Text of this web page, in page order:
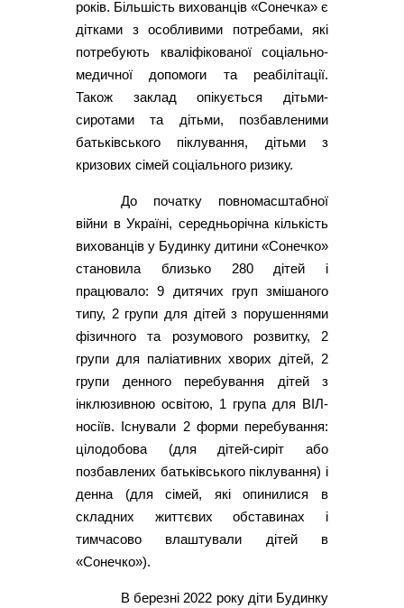
років. Більшість вихованців «Сонечка» є
дітками з особливими потребами, які
потребують кваліфікованої соціально-
медичної допомоги та реабілітації.
Також заклад опікується дітьми-
сиротами та дітьми, позбавленими
батьківського піклування, дітьми з
кризових сімей соціального ризику.
До початку повномасштабної
війни в Україні, середньорічна кількість
вихованців у Будинку дитини «Сонечко»
становила близько 280 дітей і
працювало: 9 дитячих груп змішаного
типу, 2 групи для дітей з порушеннями
фізичного та розумового розвитку, 2
групи для паліативних хворих дітей, 2
групи денного перебування дітей з
інклюзивною освітою, 1 група для ВІЛ-
носіїв. Існували 2 форми перебування:
цілодобова (для дітей-сиріт або
позбавлених батьківського піклування) і
денна (для сімей, які опинилися в
складних життєвих обставинах і
тимчасово влаштували дітей в
«Сонечко»).
В березні 2022 року діти Будинку